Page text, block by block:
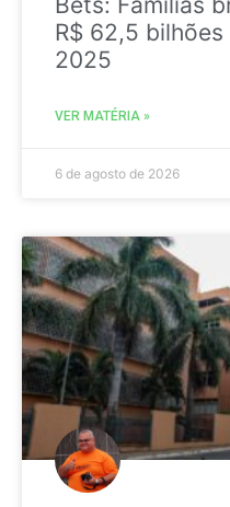
R$ 62,5
2025
VER MATÉRIA »
6 de agosto de 2026